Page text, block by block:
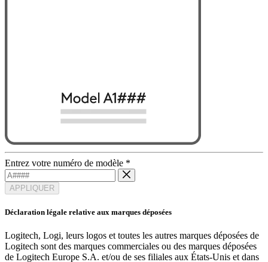
Entrez votre numéro de modèle *
APPLIQUER
Déclaration légale relative aux marques déposées
Logitech, Logi, leurs logos et toutes les autres marques déposées de
Logitech sont des marques commerciales ou des marques déposées
de Logitech Europe S.A. et/ou de ses filiales aux États-Unis et dans